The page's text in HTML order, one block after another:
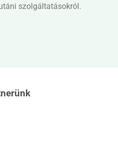
szolgáltatásokról.